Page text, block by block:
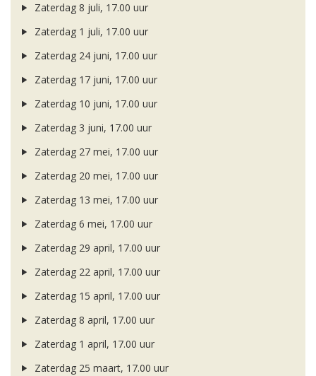
Zaterdag 8 juli, 17.00 uur
Zaterdag 1 juli, 17.00 uur
Zaterdag 24 juni, 17.00 uur
Zaterdag 17 juni, 17.00 uur
Zaterdag 10 juni, 17.00 uur
Zaterdag 3 juni, 17.00 uur
Zaterdag 27 mei, 17.00 uur
Zaterdag 20 mei, 17.00 uur
Zaterdag 13 mei, 17.00 uur
Zaterdag 6 mei, 17.00 uur
Zaterdag 29 april, 17.00 uur
Zaterdag 22 april, 17.00 uur
Zaterdag 15 april, 17.00 uur
Zaterdag 8 april, 17.00 uur
Zaterdag 1 april, 17.00 uur
Zaterdag 25 maart, 17.00 uur